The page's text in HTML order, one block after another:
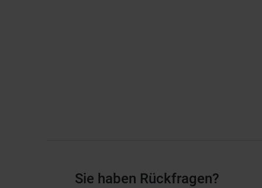
Sie haben Rückfragen?